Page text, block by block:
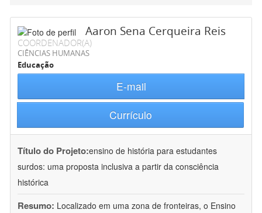
Aaron Sena Cerqueira Reis
COORDENADOR(A)
CIÊNCIAS HUMANAS
Educação
E-mail
Currículo
Título do Projeto:ensino de história para estudantes
surdos: uma proposta inclusiva a partir da consciência
histórica
Resumo: Localizado em uma zona de fronteiras, o Ensino